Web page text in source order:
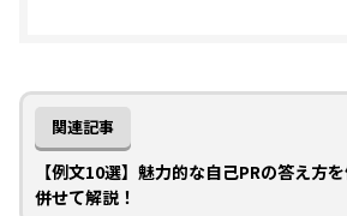
関連記事
【例文10選】魅力的な自己PRの答え方
併せて解説！